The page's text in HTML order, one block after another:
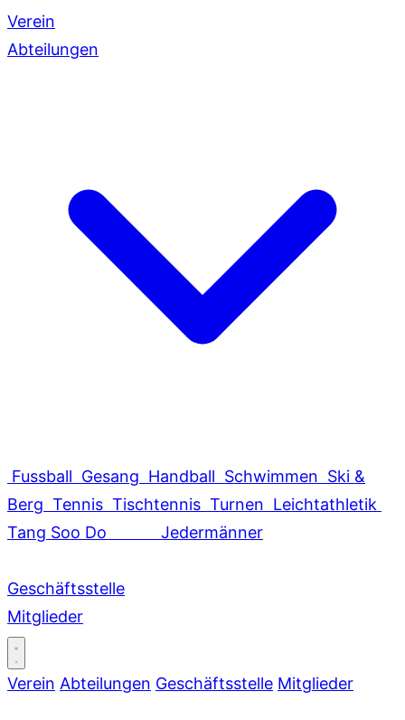
Verein
Abteilungen
Fussball Gesang Handball Schwimmen Ski &
Berg Tennis Tischtennis Turnen Leichtathletik
Tang Soo Do
Jedermänner
Geschäftsstelle
Mitglieder
Verein Abteilungen Geschäftsstelle Mitglieder